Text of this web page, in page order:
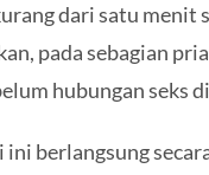
dari satu menit
pada sebagian
hubungan seks
berlangsung